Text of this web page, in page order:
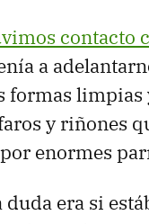
contacto
a
formas
y riñones
enormes
duda era si